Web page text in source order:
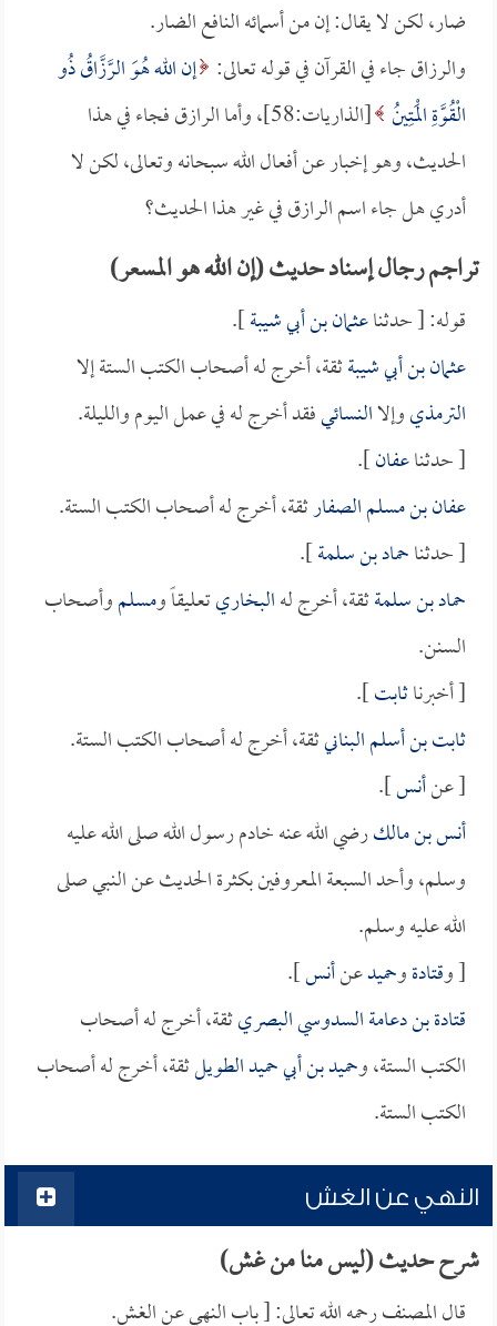
ضار، لكن لا يقال: إن من أسمائه النافع الضار.
والرزاق جاء في القرآن في قوله تعالى: إن الله هُوَ الرَّزَّاقُ ذُو
الْقُوَّةِ الْمَتِينُ
[الذاريات:58]، وأما الرازق فجاء في هذا
الحديث، وهو إخبار عن أفعال الله سبحانه وتعالى، لكن لا
أدري هل جاء اسم الرازق في غير هذا الحديث؟
تراجم رجال إسناد حديث (إن الله هو المسعر)
قوله: [ حدثناعثمان بن أبي شيبة].
عثمان بن أبي شيبةثقة، أخرج له أصحاب الكتب الستة إلا
الترمذيوإلاالنسائيفقد أخرج له في عمل اليوم والليلة.
[ حدثناعفان].
عفان بن مسلم الصفارثقة، أخرج له أصحاب الكتب الستة.
[ حدثناحماد بن سلمة].
حماد بن سلمةثقة، أخرج لهالبخاريتعليقاً ومسلموأصحاب
السنن.
[ أخبرناثابت].
ثابت بن أسلم البنانيثقة، أخرج له أصحاب الكتب الستة.
[ عنأنس].
أنس بن مالكرضي الله عنه خادم رسول الله صلى الله عليه
وسلم، وأحد السبعة المعروفين بكثرة الحديث عن النبي صلى
الله عليه وسلم.
[ وقتادةوحميدعنأنس].
قتادة بن دعامة السدوسي البصريثقة، أخرج له أصحاب
الكتب الستة، وحميد بن أبي حميد الطويلثقة، أخرج له أصحاب
الكتب الستة.
النهي عن الغش
شرح حديث (ليس منا من غش)
قال المصنف رحمه الله تعالى: [ باب النهي عن الغش.